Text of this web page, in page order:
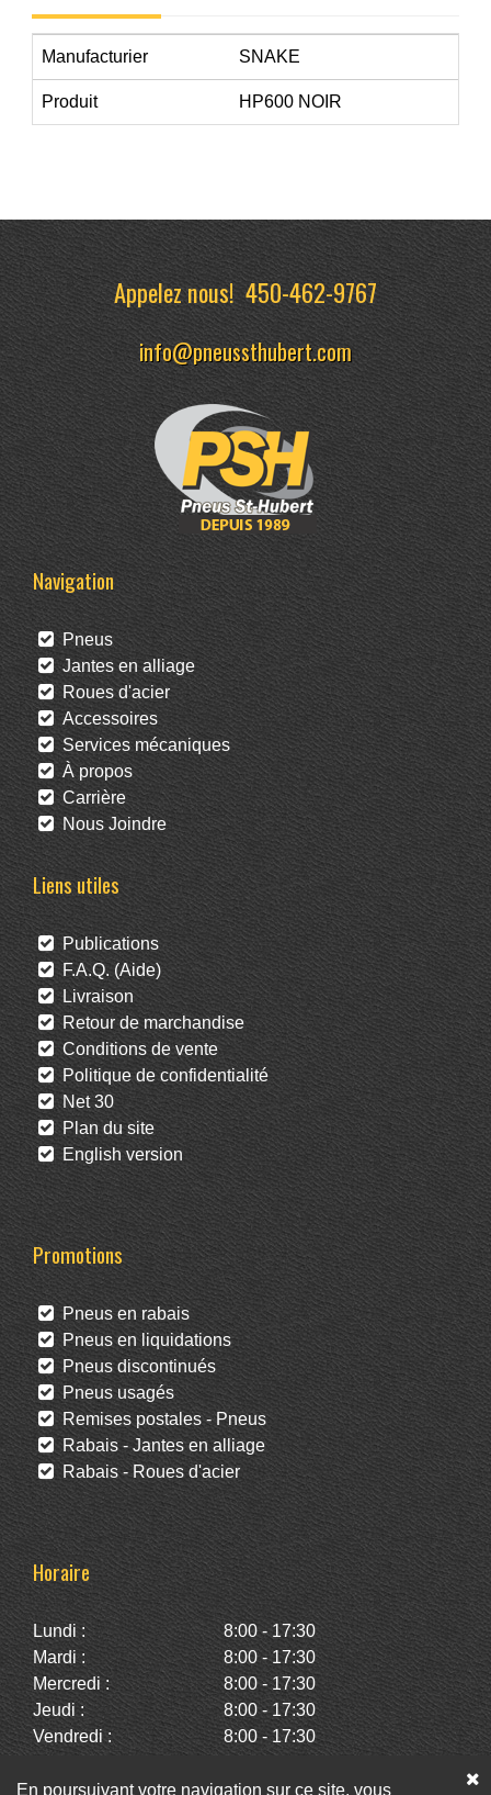
Manufacturier SNAKE
Produit HP600 NOIR
Appelez nous!450-462-9767
info@pneussthubert.com
Navigation
Pneus
Jantes en alliage
Roues d'acier
Accessoires
Services mécaniques
À propos
Carrière
Nous Joindre
Liens utiles
Publications
F.A.Q. (Aide)
Livraison
Retour de marchandise
Conditions de vente
Politique de confidentialité
Net 30
Plan du site
English version
Promotions
Pneus en rabais
Pneus en liquidations
Pneus discontinués
Pneus usagés
Remises postales - Pneus
Rabais - Jantes en alliage
Rabais - Roues d'acier
Horaire
Lundi :
8:00 - 17:30
Mardi :
8:00 - 17:30
Mercredi :
8:00 - 17:30
Jeudi :
8:00 - 17:30
Vendredi :
8:00 - 17:30
Dimanche :
Fermé
En poursuivant votre navigation sur ce site, vous